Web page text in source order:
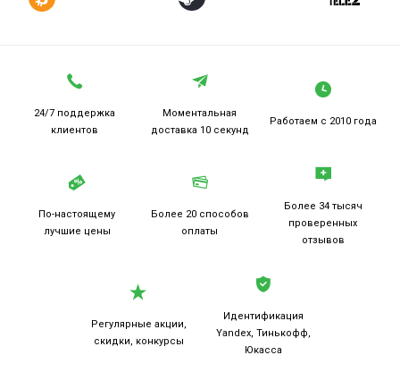
24/7 поддержка
клиентов
Моментальная
доставка 10 секунд
Работаем с 2010 года
По-настоящему
лучшие цены
Более 20 способов
оплаты
Более 34 тысяч
проверенных
отзывов
Регулярные акции,
скидки, конкурсы
Идентификация
Yandex, Тинькофф,
Юкасса